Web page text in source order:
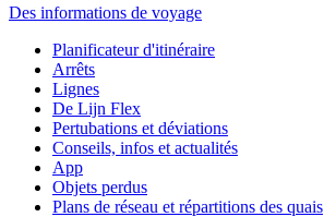
Des informations de voyage
Planificateur d'itinéraire
Arrêts
Lignes
De Lijn Flex
Pertubations et déviations
Conseils, infos et actualités
App
Objets perdus
Plans de réseau et répartitions des quais